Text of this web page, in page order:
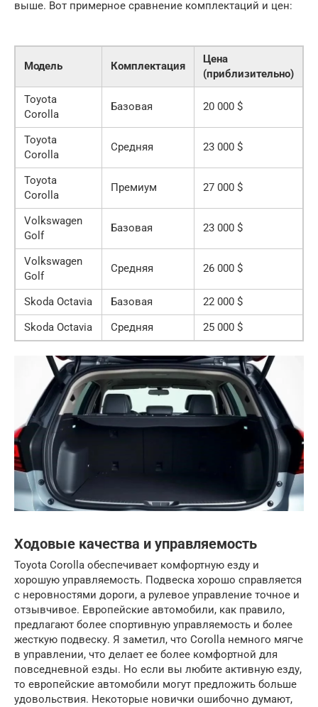
выше. Вот примерное сравнение комплектаций и цен:
Модель Комплектация
Цена
(приблизительно)
Toyota
Corolla
Базовая 20 000 $
Toyota
Corolla
Средняя 23 000 $
Toyota
Corolla
Премиум 27 000 $
Volkswagen
Golf
Базовая 23 000 $
Volkswagen
Golf
Средняя 26 000 $
Skoda Octavia Базовая
22 000 $
Skoda Octavia
Средняя 25 000 $
Ходовые качества и управляемость
Toyota Corolla обеспечивает комфортную езду и
хорошую управляемость. Подвеска хорошо справляется
с неровностями дороги, а рулевое управление точное и
отзывчивое. Европейские автомобили, как правило,
предлагают более спортивную управляемость и более
жесткую подвеску. Я заметил, что Corolla немного мягче
в управлении, что делает ее более комфортной для
повседневной езды. Но если вы любите активную езду,
то европейские автомобили могут предложить больше
удовольствия. Некоторые новички ошибочно думают,